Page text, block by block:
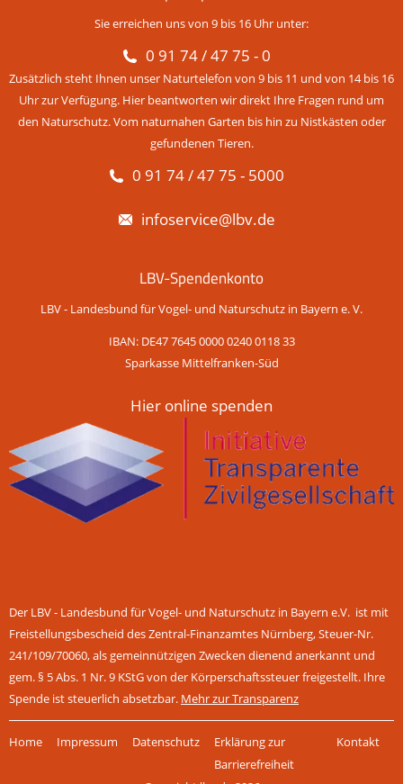
Sie erreichen uns von 9 bis 16 Uhr unter:
0 91 74 / 47 75 - 0
Zusätzlich steht Ihnen unser Naturtelefon von 9 bis 11 und von 14 bis 16
Uhr zur Verfügung. Hier beantworten wir direkt Ihre Fragen rund um
den Naturschutz. Vom naturnahen Garten bis hin zu Nistkästen oder
gefundenen Tieren.
0 91 74 / 47 75 - 5000
infoservice@lbv.de
LBV-Spendenkonto
LBV - Landesbund für Vogel- und Naturschutz in Bayern e. V.
IBAN: DE47 7645 0000 0240 0118 33
Sparkasse Mittelfranken-Süd
Hier online spenden
Der LBV - Landesbund für Vogel- und Naturschutz in Bayern e.V. ist mit
Freistellungsbescheid des Zentral-Finanzamtes Nürnberg, Steuer-Nr.
241/109/70060, als gemeinnützigen Zwecken dienend anerkannt und
gem. § 5 Abs. 1 Nr. 9 KStG von der Körperschaftssteuer freigestellt. Ihre
Spende ist steuerlich absetzbar. Mehr zur Transparenz
überspringen
Home Impressum Datenschutz
Erklärung zur
Barrierefreiheit
Kontakt